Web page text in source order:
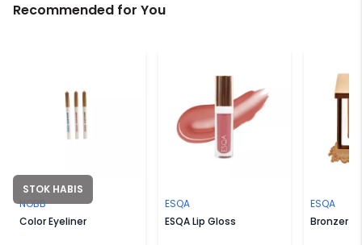
Recommended for You
STOK HABIS
NOBB
Color Eyeliner
ESQA
ESQA Lip Gloss
ESQA
Bronzer